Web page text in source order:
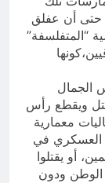
حتى أن عفلق
“المتفلسفة”
الجمال
ويقطع رأس
معمارية
العسكري في
أو يقتلوا
الوطن ودون